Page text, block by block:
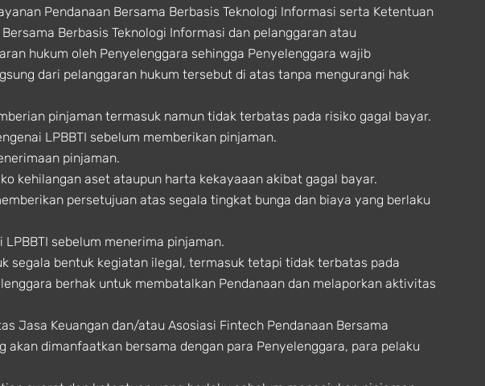
Pendanaan Bersama Berbasis Teknologi Informasi serta Ketentuan
Berbasis Teknologi Informasi dan pelanggaran atau
hukum oleh Penyelenggara sehingga Penyelenggara wajib
dari pelanggaran hukum tersebut di atas tanpa mengurangi hak
pinjaman termasuk namun tidak terbatas pada risiko gagal bayar.
LPBBTI sebelum memberikan pinjaman.
pinjaman.
kehilangan aset ataupun harta kekayaaan akibat gagal bayar.
persetujuan atas segala tingkat bunga dan biaya yang berlaku
sebelum menerima pinjaman.
segala bentuk kegiatan ilegal, termasuk tetapi tidak terbatas pada
berhak untuk membatalkan Pendanaan dan melaporkan aktivitas
Jasa Keuangan dan/atau Asosiasi Fintech Pendanaan Bersama
dimanfaatkan bersama dengan para Penyelenggara, para pelaku